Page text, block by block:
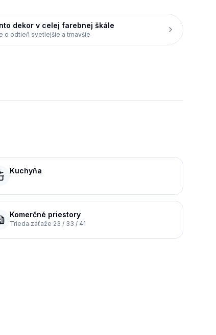
dekor v celej farebnej škále
o odtieň svetlejšie a tmavšie
Kuchyňa
Komerčné priestory
Trieda záťaže 23 / 33 / 41